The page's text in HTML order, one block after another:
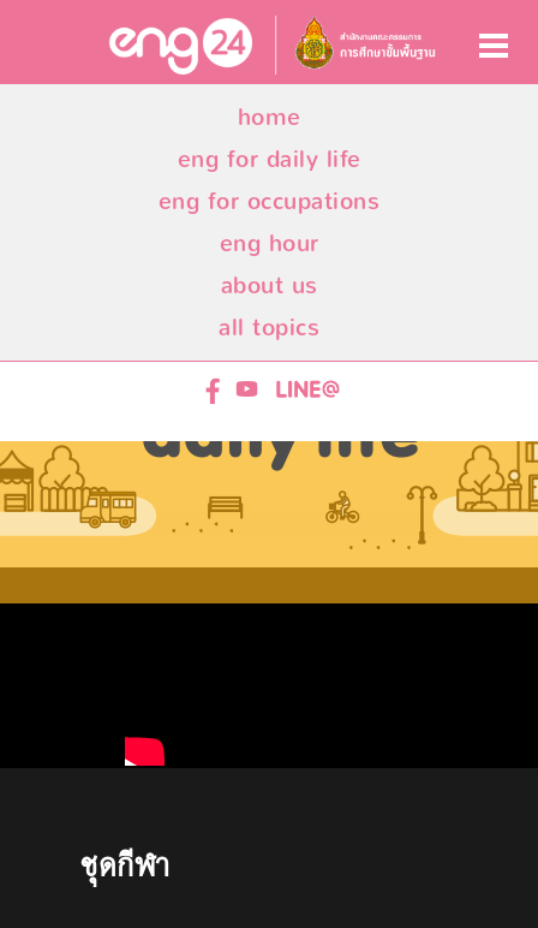
home
eng for daily life
eng for occupations
eng hour
about us
all topics
ชุดกีฬา